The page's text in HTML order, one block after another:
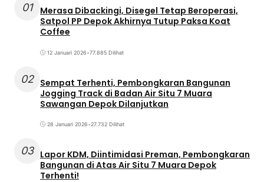
01
Merasa Dibackingi, Disegel Tetap Beroperasi,
Satpol PP Depok Akhirnya Tutup Paksa Koat
Coffee
12 Januari 2026•77.885 Dilihat
02 Sempat Terhenti, Pembongkaran Bangunan
Jogging Track di Badan Air Situ 7 Muara
Sawangan Depok Dilanjutkan
28 Januari 2026•27.732 Dilihat
03 Lapor KDM, Diintimidasi Preman, Pembongkaran
Bangunan di Atas Air Situ 7 Muara Depok
Terhenti!